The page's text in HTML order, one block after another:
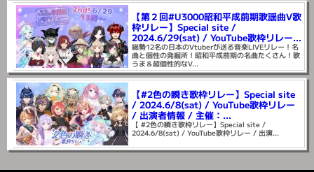
【第２回#U3000昭和平成前期歌謡曲V歌
枠リレー】Special site /
2024.6/29(sat) / YouTube歌枠リレー...
総勢12名の日本のVtuberが送る音楽LIVEリレー！名
曲と個性の発掘所！昭和平成前期の名曲たくさん！歌
うま＆超個性的なV...
【#2色の瞬き歌枠リレー】Special site
/ 2024.6/8(sat) / YouTube歌枠リレー
/ 出演者情報 / 主催：...
【 #2色の瞬き歌枠リレー】Special site /
2024.6/8(sat) / YouTube歌枠リレー / 出演...